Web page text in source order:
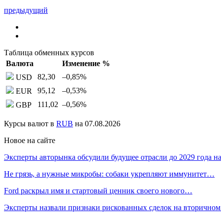
предыдущий
Таблица обменных курсов
Валюта
Изменение %
USD
82,30 –0,85%
EUR
95,12 –0,53%
GBP
111,02 –0,56%
Курсы валют в RUB на 07.08.2026
Новое на сайте
Эксперты авторынка обсудили будущее отрасли до 2029 года
Не грязь, а нужные микробы: собаки укрепляют иммунитет…
Ford раскрыл имя и стартовый ценник своего нового…
Эксперты назвали признаки рискованных сделок на